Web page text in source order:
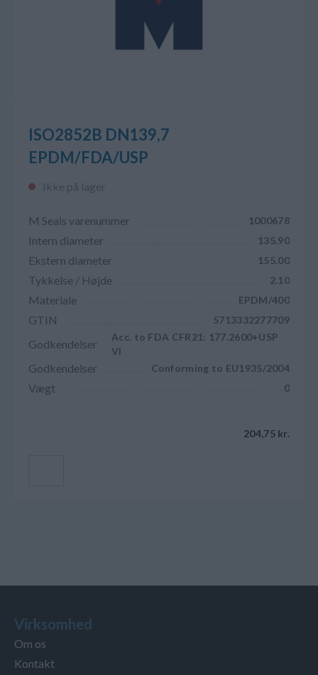
ISO2852B DN139,7
EPDM/FDA/USP
Ikke på lager
M Seals varenummer 1000678
Intern diameter 135.90
Ekstern diameter 155.00
Tykkelse / Højde 2.10
Materiale EPDM/400
GTIN 5713332277709
Godkendelser
Acc. to FDA CFR21: 177.2600+USP
VI
Godkendelser Conforming to EU1935/2004
Vægt 0
204,75 kr.
Virksomhed
Om os
Kontakt